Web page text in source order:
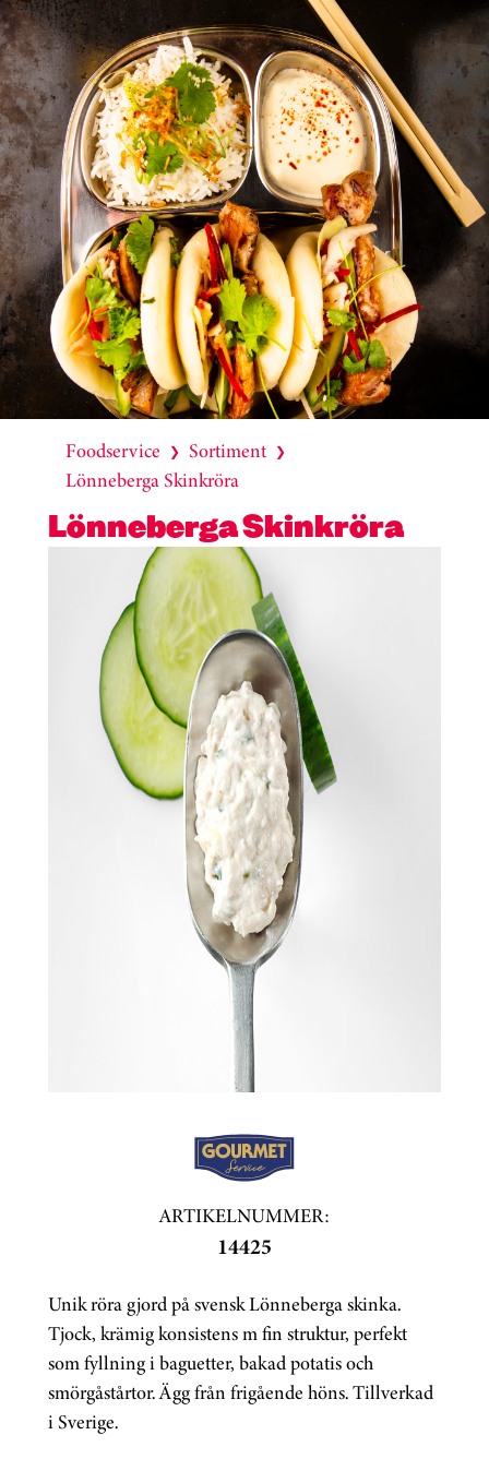
Foodservice ❯ Sortiment ❯
Lönneberga Skinkröra
Lönneberga Skinkröra
ARTIKELNUMMER:
14425
Unik röra gjord på svensk Lönneberga skinka.
Tjock, krämig konsistens m fin struktur, perfekt
som fyllning i baguetter, bakad potatis och
smörgåstårtor. Ägg från frigående höns. Tillverkad
i Sverige.